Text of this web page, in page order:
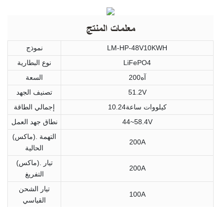
معلمات المنتج
نموذج
LM-HP-48V10KWH
نوع البطارية
LiFePO4
السعة
آه200
تصنيف الجهد
51.2V
إجمالي الطاقة
كيلووات ساعة10.24
نطاق جهد العمل
44~58.4V
(ماكس). التهمة
الحالية
200A
(ماكس). تيار
التفريغ
200A
تيار الشحن
القياسي
100A